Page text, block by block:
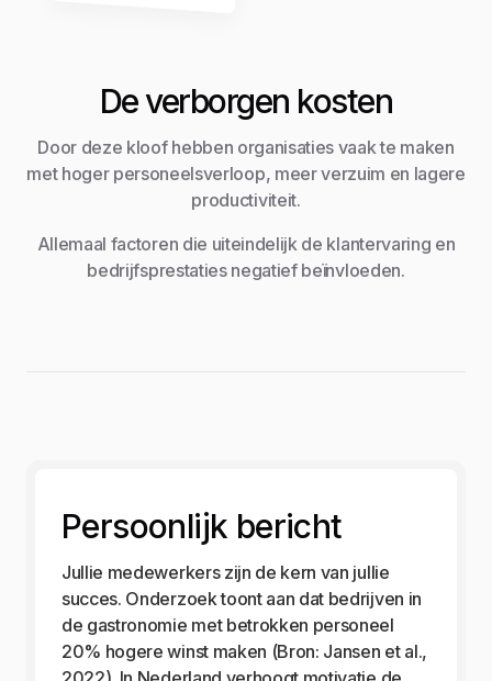
De verborgen kosten
Door deze kloof hebben organisaties vaak te maken
met hoger personeelsverloop, meer verzuim en lagere
productiviteit.
Allemaal factoren die uiteindelijk de klantervaring en
bedrijfsprestaties negatief beïnvloeden.
Persoonlijk bericht
Jullie medewerkers zijn de kern van jullie
succes. Onderzoek toont aan dat bedrijven in
de gastronomie met betrokken personeel
20% hogere winst maken (Bron: Jansen et al.,